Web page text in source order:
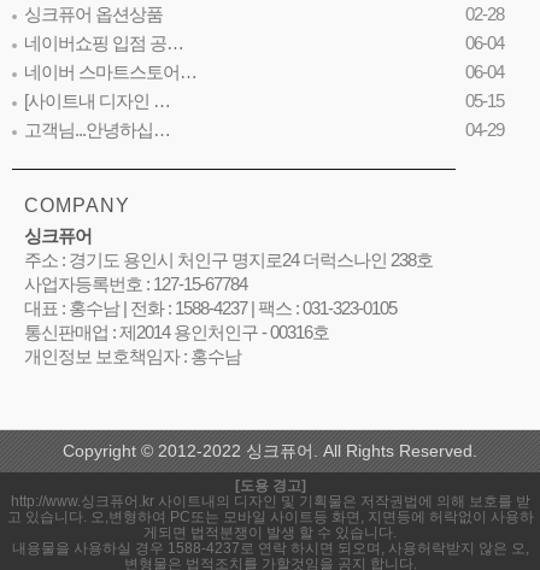
싱크퓨어 옵션상품
02-28
네이버쇼핑 입점 공…
06-04
네이버 스마트스토어…
06-04
[사이트내 디자인 …
05-15
고객님...안녕하십…
04-29
COMPANY
싱크퓨어
주소 : 경기도 용인시 처인구 명지로24 더럭스나인 238호
사업자등록번호 : 127-15-67784
대표 : 홍수남 | 전화 : 1588-4237 | 팩스 : 031-323-0105
통신판매업 : 제2014 용인처인구 - 00316호
개인정보 보호책임자 : 홍수남
Copyright © 2012-2022 싱크퓨어. All Rights Reserved.
[도용 경고]
http://www.싱크퓨어.kr 사이트내의 디자인 및 기획물은 저작권법에 의해 보호를 받
고 있습니다. 오,변형하여 PC또는 모바일 사이트등 화면, 지면등에 허락없이 사용하
게되면 법적분쟁이 발생 할 수 있습니다.
내용물을 사용하실 경우 1588-4237로 연락 하시면 되오며, 사용허락받지 않은 오,
변형물은 법적조치를 가할것임을 공지 합니다.